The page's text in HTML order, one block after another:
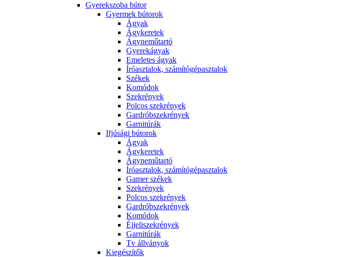
Gyerekszoba bútor
Gyermek bútorok
Ágyak
Ágykeretek
Ágyneműtartó
Gyerekágyak
Emeletes ágyak
Íróasztalok, számítógépasztalok
Székek
Komódok
Szekrények
Polcos szekrények
Gardróbszekrények
Garnitúrák
Ifjúsági bútorok
Ágyak
Ágykeretek
Ágyneműtartó
Íróasztalok, számítógépasztalok
Gamer székek
Szekrények
Polcos szekrények
Gardróbszekrények
Komódok
Éjjeliszekrények
Garnitúrák
Tv állványok
Kiegészítők